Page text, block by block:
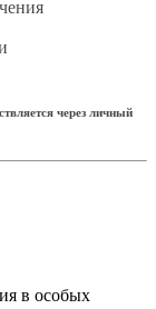
через личный
в особых